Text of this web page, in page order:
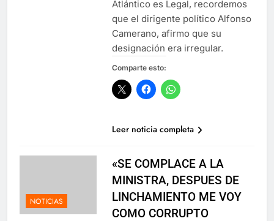
Atlántico es Legal, recordemos
que el dirigente político Alfonso
Camerano, afirmo que su
designación era irregular.
Comparte esto:
Leer noticia completa
NOTICIAS
«SE COMPLACE A LA
MINISTRA, DESPUES DE
LINCHAMIENTO ME VOY
COMO CORRUPTO